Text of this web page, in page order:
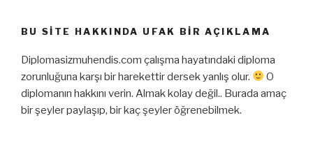
BU SITE HAKKINDA UFAK BIR AÇIKLAMA
Diplomasizmuhendis.com çalışma hayatındaki diploma
zorunluğuna karşı bir harekettir dersek yanlış olur.
O
diplomanın hakkını verin. Almak kolay değil.. Burada amaç
bir şeyler paylaşıp, bir kaç şeyler öğrenebilmek.